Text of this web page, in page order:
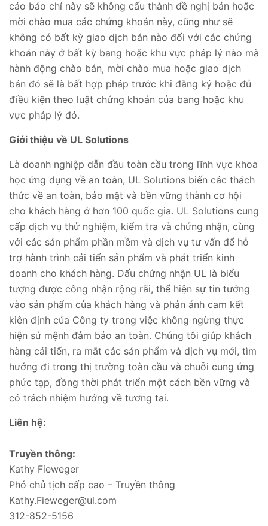
cáo báo chí này sẽ không cấu thành đề nghị bán hoặc
mời chào mua các chứng khoán này, cũng như sẽ
không có bất kỳ giao dịch bán nào đối với các chứng
khoán này ở bất kỳ bang hoặc khu vực pháp lý nào mà
hành động chào bán, mời chào mua hoặc giao dịch
bán đó sẽ là bất hợp pháp trước khi đăng ký hoặc đủ
điều kiện theo luật chứng khoán của bang hoặc khu
vực pháp lý đó.
Giới thiệu về UL Solutions
Là doanh nghiệp dẫn đầu toàn cầu trong lĩnh vực khoa
học ứng dụng về an toàn, UL Solutions biến các thách
thức về an toàn, bảo mật và bền vững thành cơ hội
cho khách hàng ở hơn 100 quốc gia. UL Solutions cung
cấp dịch vụ thử nghiệm, kiểm tra và chứng nhận, cùng
với các sản phẩm phần mềm và dịch vụ tư vấn để hỗ
trợ hành trình cải tiến sản phẩm và phát triển kinh
doanh cho khách hàng. Dấu chứng nhận UL là biểu
tượng được công nhận rộng rãi, thể hiện sự tin tưởng
vào sản phẩm của khách hàng và phản ánh cam kết
kiên định của Công ty trong việc không ngừng thực
hiện sứ mệnh đảm bảo an toàn. Chúng tôi giúp khách
hàng cải tiến, ra mắt các sản phẩm và dịch vụ mới, tìm
hướng đi trong thị trường toàn cầu và chuỗi cung ứng
phức tạp, đồng thời phát triển một cách bền vững và
có trách nhiệm hướng về tương tai.
Liên hệ:
Truyền thông:
Kathy Fieweger
Phó chủ tịch cấp cao – Truyền thông
Kathy.Fieweger@ul.com
312-852-5156